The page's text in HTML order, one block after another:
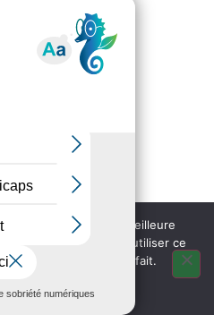
pour vous garantir la meilleure
Si vous continuez à utiliser ce
que vous en êtes satisfait.
OK